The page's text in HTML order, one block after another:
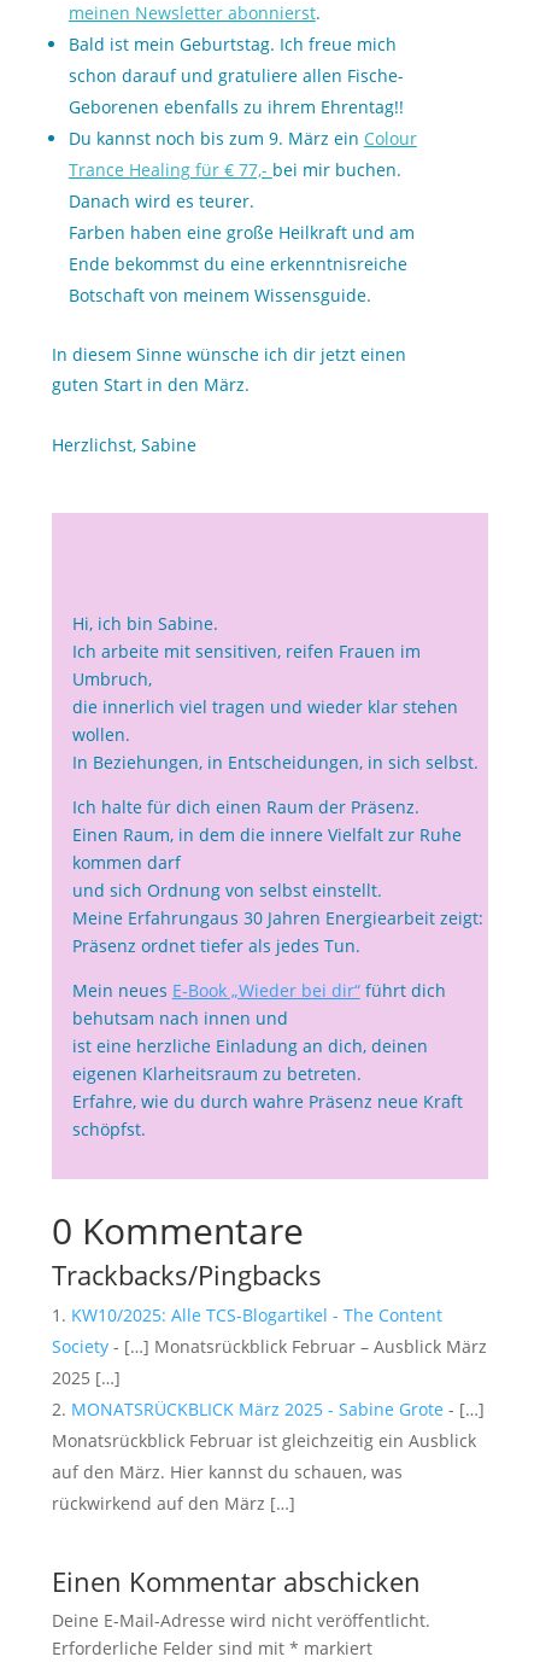
meinen Newsletter abonnierst.
Bald ist mein Geburtstag. Ich freue mich
schon darauf und gratuliere allen Fische-
Geborenen ebenfalls zu ihrem Ehrentag!!
Du kannst noch bis zum 9. März ein Colour
Trance Healing für € 77,- bei mir buchen.
Danach wird es teurer.
Farben haben eine große Heilkraft und am
Ende bekommst du eine erkenntnisreiche
Botschaft von meinem Wissensguide.
In diesem Sinne wünsche ich dir jetzt einen
guten Start in den März.
Herzlichst, Sabine
Hi, ich bin Sabine.
Ich arbeite mit sensitiven, reifen Frauen im
Umbruch,
die innerlich viel tragen und wieder klar stehen
wollen.
In Beziehungen, in Entscheidungen, in sich selbst.
Ich halte für dich einen Raum der Präsenz.
Einen Raum, in dem die innere Vielfalt zur Ruhe
kommen darf
und sich Ordnung von selbst einstellt.
Meine Erfahrungaus 30 Jahren Energiearbeit zeigt:
Präsenz ordnet tiefer als jedes Tun.
Mein neues E-Book „Wieder bei dir“führt dich
behutsam nach innen und
ist eine herzliche Einladung an dich, deinen
eigenen Klarheitsraum zu betreten.
Erfahre, wie du durch wahre Präsenz neue Kraft
schöpfst.
0 Kommentare
Trackbacks/Pingbacks
KW10/2025: Alle TCS-Blogartikel - The Content
Society- […] Monatsrückblick Februar – Ausblick März
2025 […]
MONATSRÜCKBLICK März 2025 - Sabine Grote - […]
Monatsrückblick Februar ist gleichzeitig ein Ausblick
auf den März. Hier kannst du schauen, was
rückwirkend auf den März […]
Einen Kommentar abschicken
Deine E-Mail-Adresse wird nicht veröffentlicht.
Erforderliche Felder sind mit * markiert